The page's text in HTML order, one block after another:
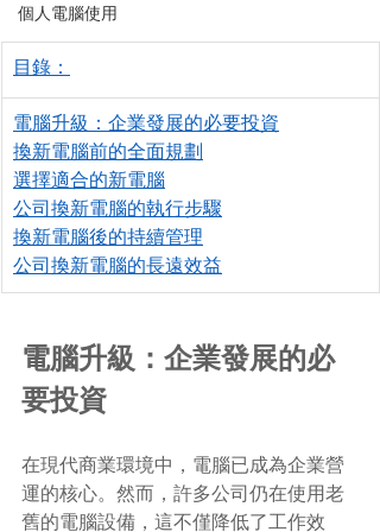
個人電腦使用
目錄：
電腦升級：企業發展的必要投資
換新電腦前的全面規劃
選擇適合的新電腦
公司換新電腦的執行步驟
換新電腦後的持續管理
公司換新電腦的長遠效益
電腦升級：企業發展的必
要投資
在現代商業環境中，電腦已成為企業營
運的核心。然而，許多公司仍在使用老
舊的電腦設備，這不僅降低了工作效